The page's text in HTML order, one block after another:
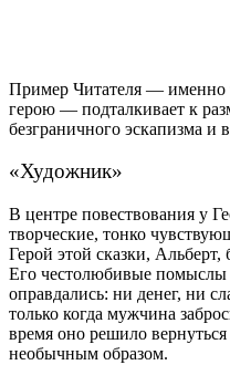
Пример Читателя — именно
герою — подталкивает к
безграничного эскапизма и
«Художник»
В центре повествования у
творческие, тонко
Герой этой сказки, Альберт,
Его честолюбивые помыслы
оправдались: ни денег, ни
только когда мужчина
время оно решило
необычным образом.